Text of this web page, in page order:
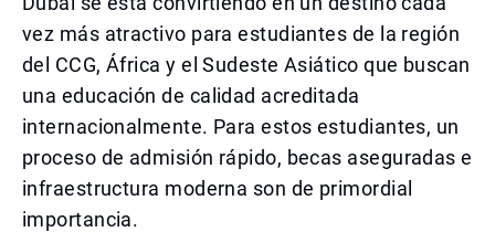
vez más atractivo para estudiantes de la región
del CCG, África y el Sudeste Asiático que buscan
una educación de calidad acreditada
internacionalmente. Para estos estudiantes, un
proceso de admisión rápido, becas aseguradas e
infraestructura moderna son de primordial
importancia.